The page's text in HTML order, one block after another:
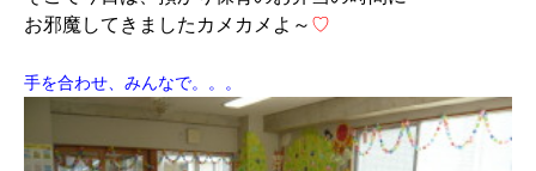
お邪魔してきましたカメカメよ～ ♡
手を合わせ、みんなで。。。